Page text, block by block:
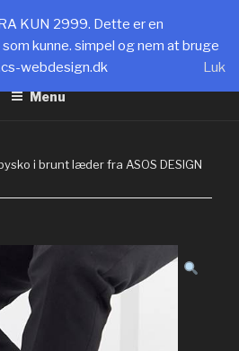
www.cs-webdesign.dk
Menu
i brunt læder fra ASOS DESIGN
KUN 2999. Dette er en
kunne. simpel og nem at bruge
webdesign.dk
Luk